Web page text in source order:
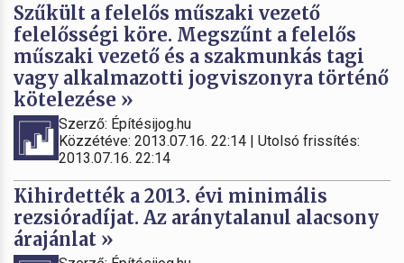
Szűkült a felelős műszaki vezető
felelősségi köre. Megszűnt a felelős
műszaki vezető és a szakmunkás tagi
vagy alkalmazotti jogviszonyra történő
kötelezése »
Szerző: Építésijog.hu
Közzétéve: 2013.07.16. 22:14 | Utolsó frissítés:
2013.07.16. 22:14
Kihirdették a 2013. évi minimális
rezsióradíjat. Az aránytalanul alacsony
árajánlat »